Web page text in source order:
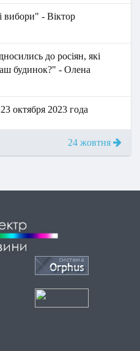
вибори" - Віктор
до росіян, які
будинок?" - Олена
октября 2023 года
24 жовтня